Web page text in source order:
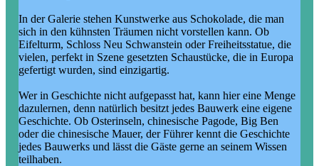
In der Galerie stehen Kunstwerke aus Schokolade, die man
sich in den kühnsten Träumen nicht vorstellen kann. Ob
Eifelturm, Schloss Neu Schwanstein oder Freiheitsstatue, die
vielen, perfekt in Szene gesetzten Schaustücke, die in Europa
gefertigt wurden, sind einzigartig.
Wer in Geschichte nicht aufgepasst hat, kann hier eine Menge
dazulernen, denn natürlich besitzt jedes Bauwerk eine eigene
Geschichte. Ob Osterinseln, chinesische Pagode, Big Ben
oder die chinesische Mauer, der Führer kennt die Geschichte
jedes Bauwerks und lässt die Gäste gerne an seinem Wissen
teilhaben.